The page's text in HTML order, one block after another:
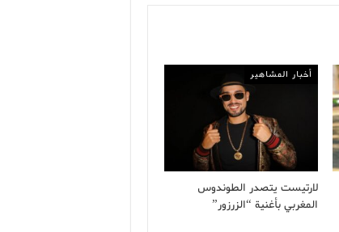
أخبار المشاهير
لارتيست يتصدر الطوندوس
المغربي بأغنية “الزرزور”